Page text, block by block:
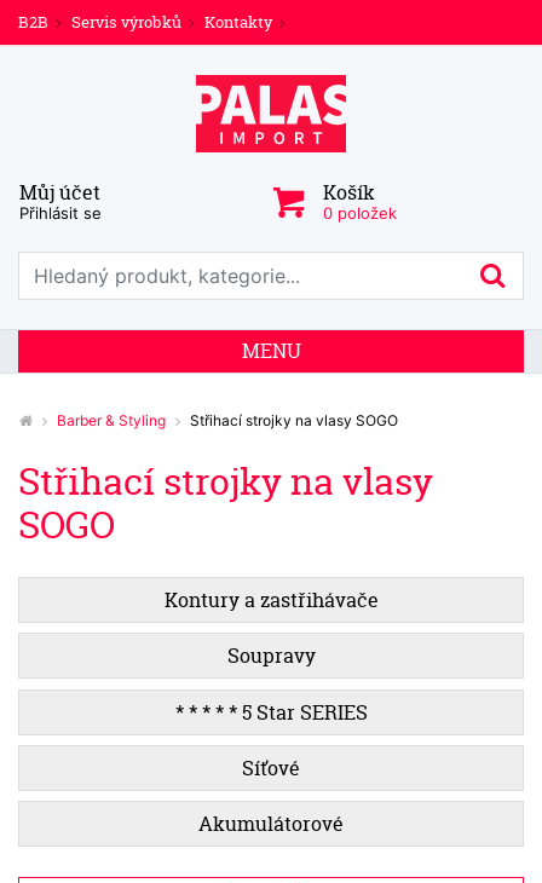
B2B Servis výrobků Kontakty
Můj účet
Přihlásit se
Košík
0 položek
Prohledat web
MENU
Barber & Styling Střihací strojky na vlasy SOGO
Střihací strojky na vlasy
SOGO
Kontury a zastřihávače
Soupravy
* * * * * 5 Star SERIES
Síťové
Akumulátorové